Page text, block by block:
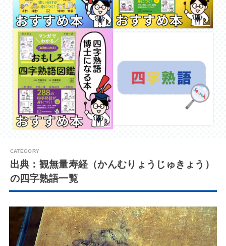
出典：観無量寿経（かんむりょうじゅきょう）
の四字熟語一覧